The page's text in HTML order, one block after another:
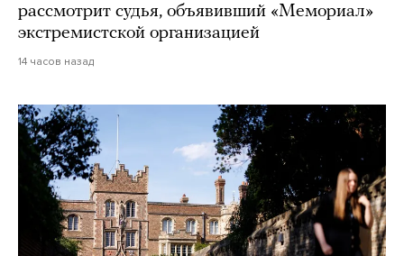
рассмотрит судья, объявивший «Мемориал»
экстремистской организацией
14 часов назад